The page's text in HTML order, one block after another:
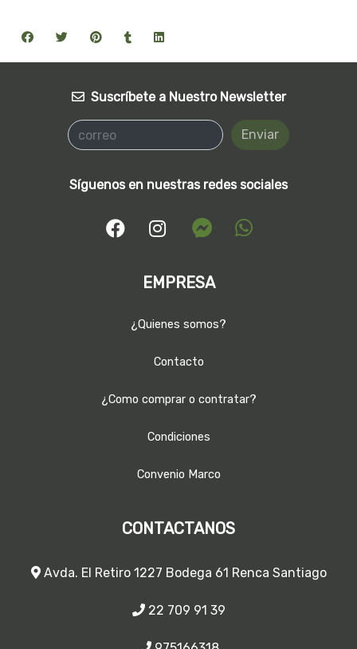
Suscríbete a Nuestro Newsletter
Enviar
Síguenos en nuestras redes sociales
EMPRESA
¿Quienes somos?
Contacto
¿Como comprar o contratar?
Condiciones
Convenio Marco
CONTACTANOS
Avda. El Retiro 1227 Bodega 61 Renca Santiago
22 709 91 39